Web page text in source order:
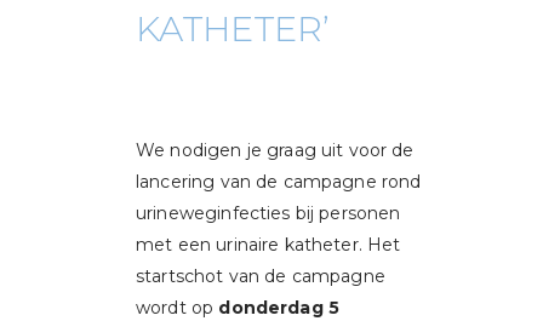
KATHETER’
We nodigen je graag uit voor de
lancering van de campagne rond
urineweginfecties bij personen
met een urinaire katheter. Het
startschot van de campagne
wordt op donderdag 5